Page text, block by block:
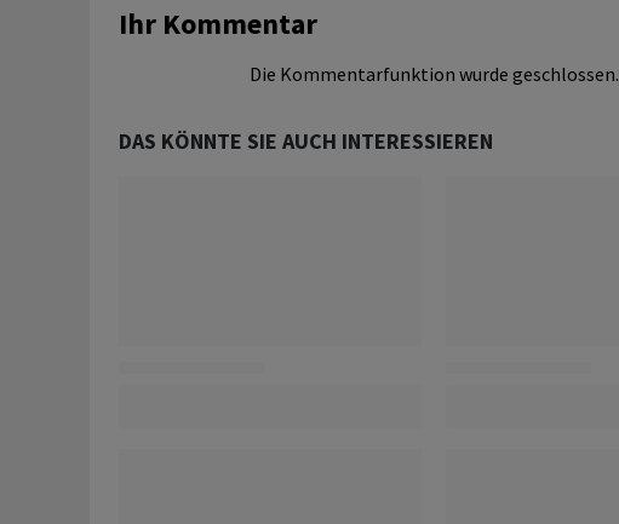
Ihr Kommentar
Die Kommentarfunktion wurde geschlossen.
DAS KÖNNTE SIE AUCH INTERESSIEREN